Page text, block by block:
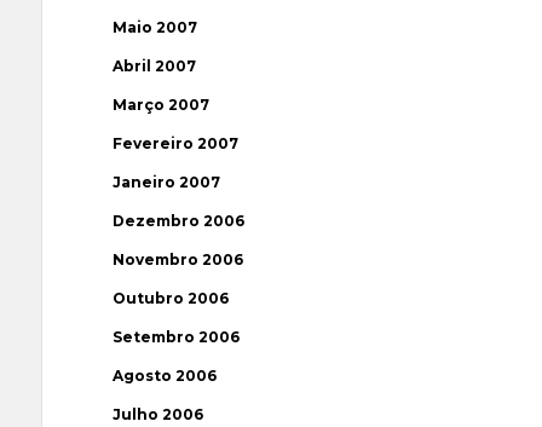
Maio 2007
Abril 2007
Março 2007
Fevereiro 2007
Janeiro 2007
Dezembro 2006
Novembro 2006
Outubro 2006
Setembro 2006
Agosto 2006
Julho 2006